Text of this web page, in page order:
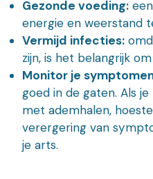
Gezonde voeding:
energie en weerstand
Vermijd infecties:
zijn, is het belangrijk
Monitor je
goed in de gaten. Als
met ademhalen,
verergering van
je arts.